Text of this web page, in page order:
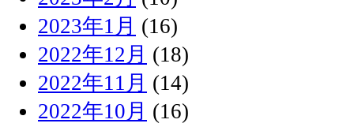
2023年1月 (16)
2022年12月 (18)
2022年11月 (14)
2022年10月 (16)